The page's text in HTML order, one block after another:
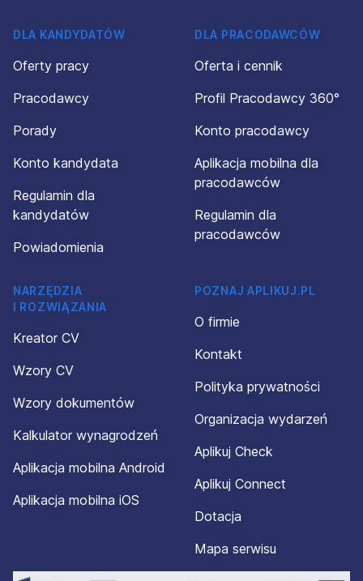
DLA KANDYDATÓW
Oferty pracy
Pracodawcy
Porady
Konto kandydata
Regulamin dla
kandydatów
Powiadomienia
DLA PRACODAWCÓW
Oferta i cennik
Profil Pracodawcy 360°
Konto pracodawcy
Aplikacja mobilna dla
pracodawców
Regulamin dla
pracodawców
NARZĘDZIA
I ROZWIĄZANIA
Kreator CV
Wzory CV
Wzory dokumentów
Kalkulator wynagrodzeń
Aplikacja mobilna Android
Aplikacja mobilna iOS
POZNAJ APLIKUJ.PL
O firmie
Kontakt
Polityka prywatności
Organizacja wydarzeń
Aplikuj Check
Aplikuj Connect
Dotacja
Mapa serwisu